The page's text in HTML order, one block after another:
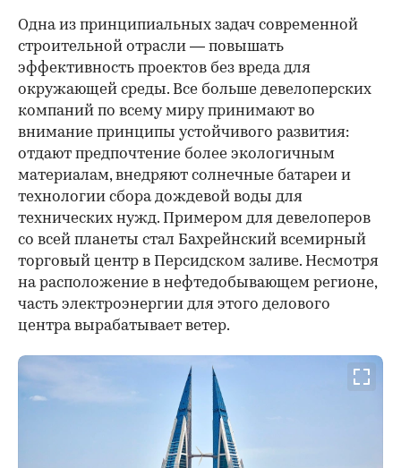
Одна из принципиальных задач современной
строительной отрасли — повышать
эффективность проектов без вреда для
окружающей среды. Все больше девелоперских
компаний по всему миру принимают во
внимание принципы устойчивого развития:
отдают предпочтение более экологичным
материалам, внедряют солнечные батареи и
технологии сбора дождевой воды для
технических нужд. Примером для девелоперов
со всей планеты стал Бахрейнский всемирный
торговый центр в Персидском заливе. Несмотря
на расположение в нефтедобывающем регионе,
часть электроэнергии для этого делового
центра вырабатывает ветер.